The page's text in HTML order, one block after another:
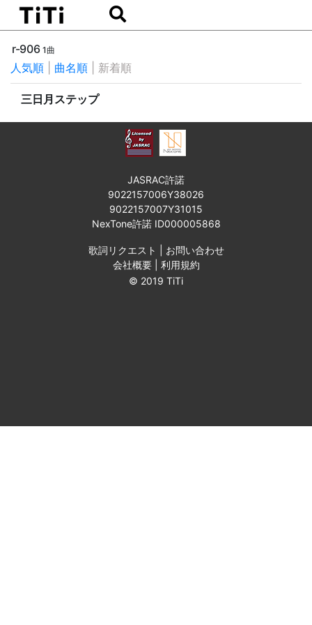
r-9061曲
人気順 曲名順 新着順
三日月ステップ
JASRAC許諾
9022157006Y38026
9022157007Y31015
NexTone許諾 ID000005868
歌詞リクエスト
お問い合わせ
会社概要| 利用規約
© 2019 TiTi